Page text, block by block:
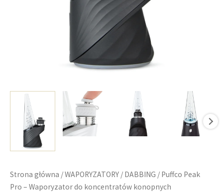
Strona główna /WAPORYZATORY / DABBING / Puffco Peak
Pro – Waporyzator do koncentratów konopnych